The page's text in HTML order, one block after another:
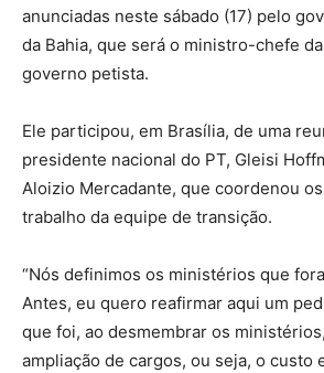
anunciadas neste sábado (17) pelo
da Bahia, que será o ministro-chefe
governo petista.
Ele participou, em Brasília, de uma
presidente nacional do PT, Gleisi
Aloizio Mercadante, que coordenou
trabalho da equipe de transição.
“Nós definimos os ministérios que
Antes, eu quero reafirmar aqui um
que foi, ao desmembrar os
ampliação de cargos, ou seja, o custo